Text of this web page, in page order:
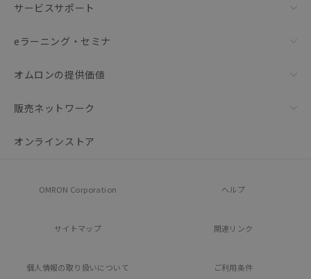
サービスサポート
eラーニング・セミナ
オムロンの提供価値
販売ネットワーク
オンラインストア
OMRON Corporation ヘルプ
サイトマップ 関連リンク
個人情報の取り扱いについて ご利用条件